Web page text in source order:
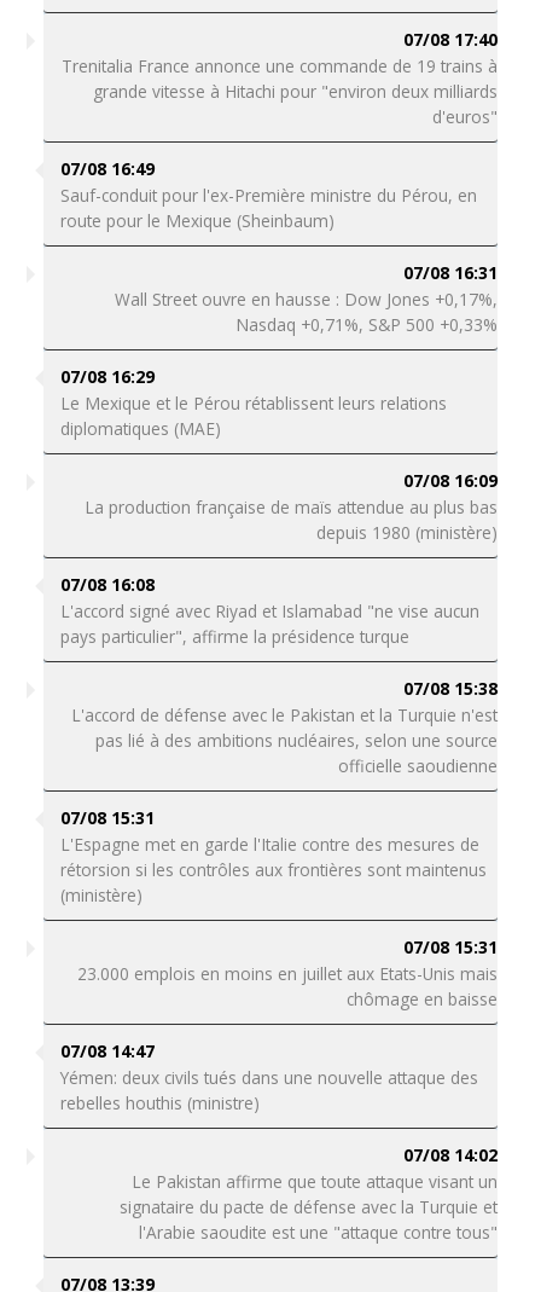
07/08 17:40
Trenitalia France annonce une commande de 19 trains à
grande vitesse à Hitachi pour "environ deux milliards
d'euros"
07/08 16:49
Sauf-conduit pour l'ex-Première ministre du Pérou, en
route pour le Mexique (Sheinbaum)
07/08 16:31
Wall Street ouvre en hausse : Dow Jones +0,17%,
Nasdaq +0,71%, S&P 500 +0,33%
07/08 16:29
Le Mexique et le Pérou rétablissent leurs relations
diplomatiques (MAE)
07/08 16:09
La production française de maïs attendue au plus bas
depuis 1980 (ministère)
07/08 16:08
L'accord signé avec Riyad et Islamabad "ne vise aucun
pays particulier", affirme la présidence turque
07/08 15:38
L'accord de défense avec le Pakistan et la Turquie n'est
pas lié à des ambitions nucléaires, selon une source
officielle saoudienne
07/08 15:31
L'Espagne met en garde l'Italie contre des mesures de
rétorsion si les contrôles aux frontières sont maintenus
(ministère)
07/08 15:31
23.000 emplois en moins en juillet aux Etats-Unis mais
chômage en baisse
07/08 14:47
Yémen: deux civils tués dans une nouvelle attaque des
rebelles houthis (ministre)
07/08 14:02
Le Pakistan affirme que toute attaque visant un
signataire du pacte de défense avec la Turquie et
l'Arabie saoudite est une "attaque contre tous"
07/08 13:39